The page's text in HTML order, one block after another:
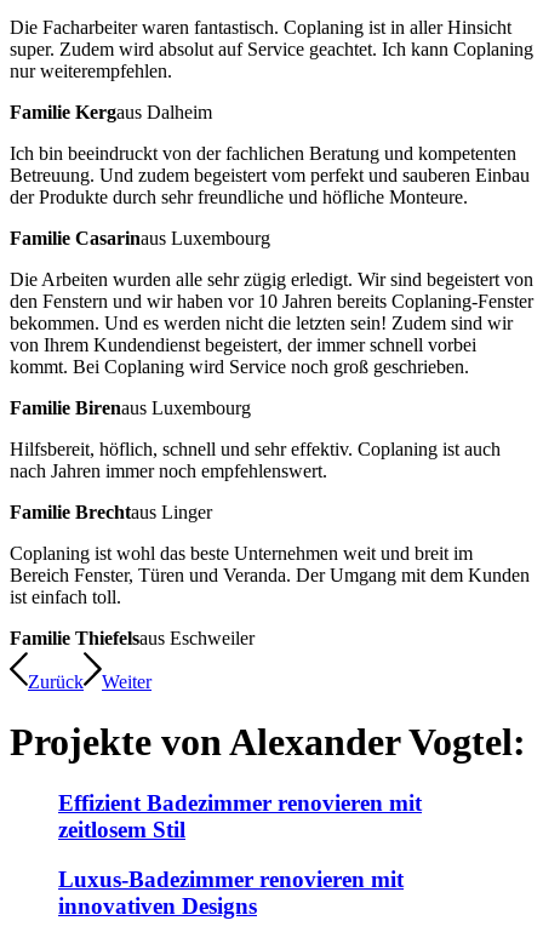
Die Facharbeiter waren fantastisch. Coplaning ist in aller Hinsicht
super. Zudem wird absolut auf Service geachtet. Ich kann Coplaning
nur weiterempfehlen.
Familie Kergaus Dalheim
Ich bin beeindruckt von der fachlichen Beratung und kompetenten
Betreuung. Und zudem begeistert vom perfekt und sauberen Einbau
der Produkte durch sehr freundliche und höfliche Monteure.
Familie Casarinaus Luxembourg
Die Arbeiten wurden alle sehr zügig erledigt. Wir sind begeistert von
den Fenstern und wir haben vor 10 Jahren bereits Coplaning-Fenster
bekommen. Und es werden nicht die letzten sein! Zudem sind wir
von Ihrem Kundendienst begeistert, der immer schnell vorbei
kommt. Bei Coplaning wird Service noch groß geschrieben.
Familie Birenaus Luxembourg
Hilfsbereit, höflich, schnell und sehr effektiv. Coplaning ist auch
nach Jahren immer noch empfehlenswert.
Familie Brechtaus Linger
Coplaning ist wohl das beste Unternehmen weit und breit im
Bereich Fenster, Türen und Veranda. Der Umgang mit dem Kunden
ist einfach toll.
Familie Thiefelsaus Eschweiler
Zurück Weiter
Projekte vonAlexander Vogtel:
Effizient Badezimmer renovieren mit
zeitlosem Stil
Luxus-Badezimmer renovieren mit
innovativen Designs